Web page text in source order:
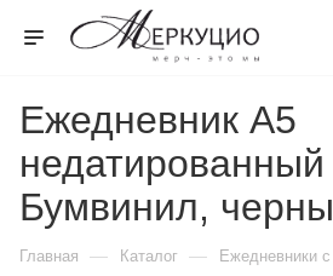
Ежедневник А5
недатированный
Бумвинил,
Главная — Каталог — Ежедневники